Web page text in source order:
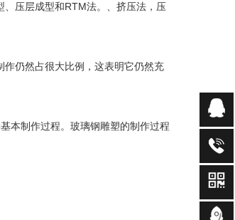
压层成型和RTM法。、挤压法，压
仍然占很大比例，这表明它仍然充
本制作过程。玻璃钢雕塑的制作过程